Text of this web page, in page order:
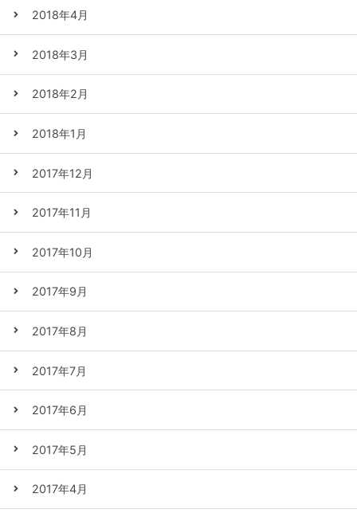
2018年4月
2018年3月
2018年2月
2018年1月
2017年12月
2017年11月
2017年10月
2017年9月
2017年8月
2017年7月
2017年6月
2017年5月
2017年4月